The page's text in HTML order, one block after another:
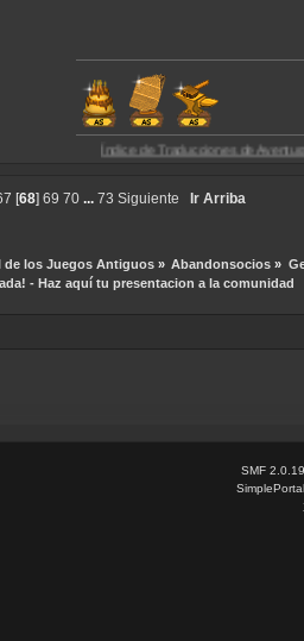
Índice de Traducciones de Aventuras Gráficas
68] 69 70 ... 73 Siguiente Ir Arriba
de los Juegos Antiguos» Abandonsocios »
- Haz aquí tu presentacion a la comunidad
SMF 2.0.19